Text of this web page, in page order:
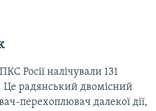
Росії налічували 131
Це радянський двомісний
перехоплювач далекої дії,